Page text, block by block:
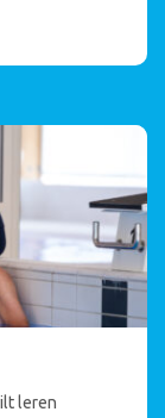
leren